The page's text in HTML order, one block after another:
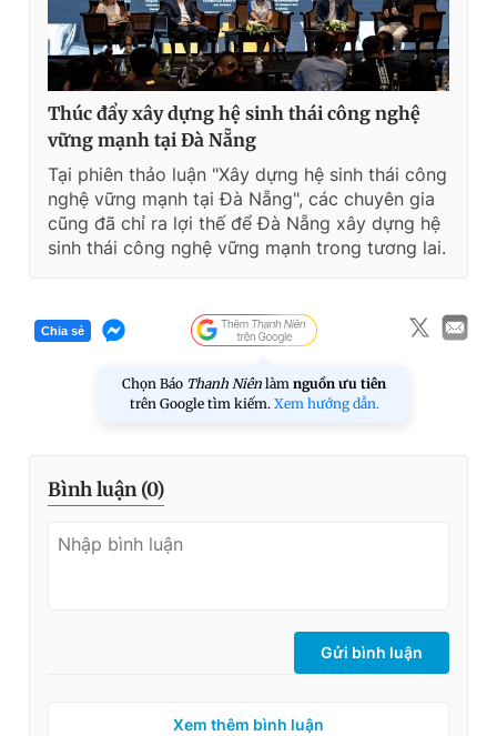
Thúc đẩy xây dựng hệ sinh thái công nghệ
vững mạnh tại Đà Nẵng
Tại phiên thảo luận "Xây dựng hệ sinh thái công
nghệ vững mạnh tại Đà Nẵng", các chuyên gia
cũng đã chỉ ra lợi thế để Đà Nẵng xây dựng hệ
sinh thái công nghệ vững mạnh trong tương lai.
Chia sẻ
Chọn Báo Thanh Niên làm nguồn ưu tiên
trên Google tìm kiếm. Xem hướng dẫn.
Bình luận (0)
Gửi bình luận
Xem thêm bình luận